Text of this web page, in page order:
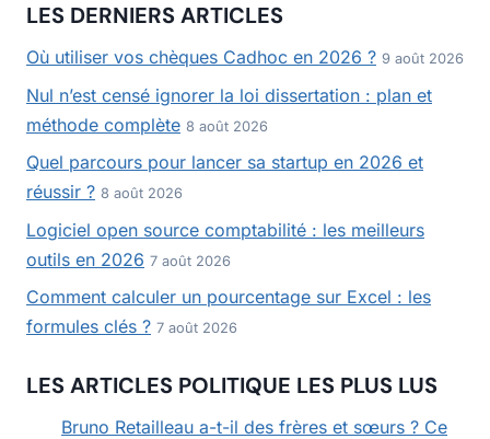
LES DERNIERS ARTICLES
Où utiliser vos chèques Cadhoc en 2026 ? 9 août 2026
Nul n’est censé ignorer la loi dissertation : plan et
méthode complète 8 août 2026
Quel parcours pour lancer sa startup en 2026 et
réussir ? 8 août 2026
Logiciel open source comptabilité : les meilleurs
outils en 2026 7 août 2026
Comment calculer un pourcentage sur Excel : les
formules clés ? 7 août 2026
LES ARTICLES POLITIQUE LES PLUS LUS
Bruno Retailleau a-t-il des frères et sœurs ? Ce